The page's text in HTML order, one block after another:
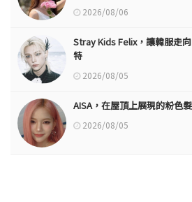
2026/08/06
Stray Kids Felix，讓韓服
特
2026/08/05
AISA，在屋頂上展現的粉色
2026/08/05